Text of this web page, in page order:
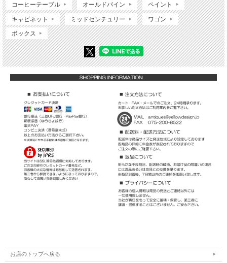
コーヒーテーブル オールドパイン ペイント
キャビネット ミッドセンチュリー ワゴン
ボックス
お店のトップへ戻る